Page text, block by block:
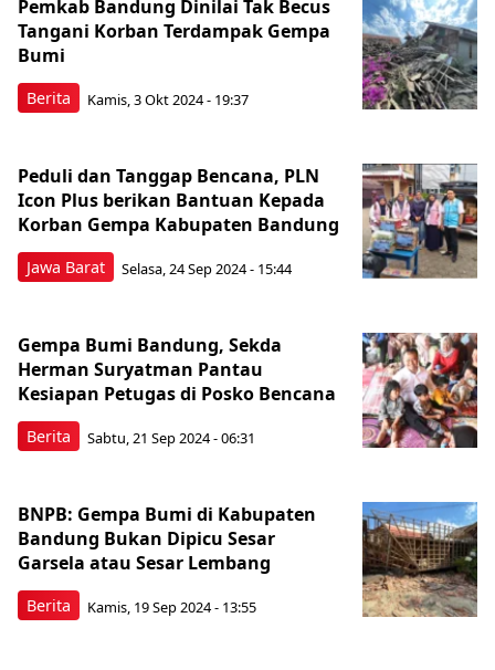
Berita
Pemkab Bandung Dinilai Tak Becus
Tangani Korban Terdampak Gempa
Bumi
Kamis, 3 Okt 2024 - 19:37
Jawa Barat
Peduli dan Tanggap Bencana, PLN
Icon Plus berikan Bantuan Kepada
Korban Gempa Kabupaten Bandung
Selasa, 24 Sep 2024 - 15:44
Berita
Gempa Bumi Bandung, Sekda
Herman Suryatman Pantau
Kesiapan Petugas di Posko Bencana
Sabtu, 21 Sep 2024 - 06:31
Berita
BNPB: Gempa Bumi di Kabupaten
Bandung Bukan Dipicu Sesar
Garsela atau Sesar Lembang
Kamis, 19 Sep 2024 - 13:55